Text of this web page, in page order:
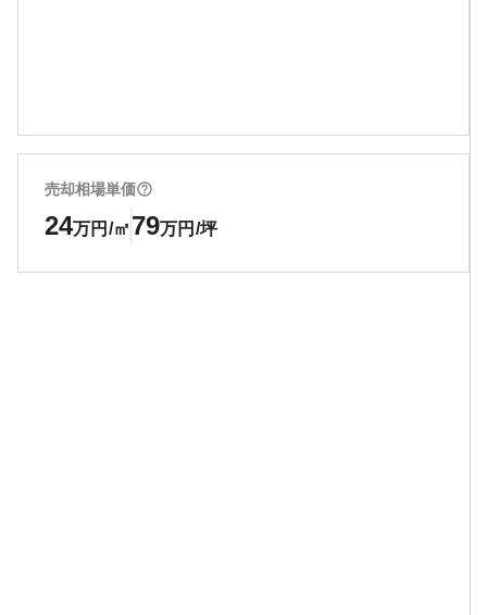
売却相場単価
24万円/㎡ 79万円/坪